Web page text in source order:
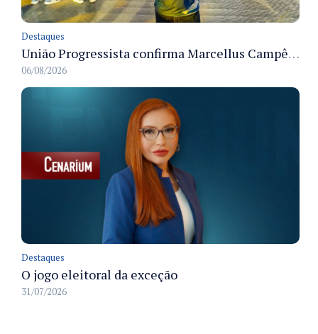
Destaques
União Progressista confirma Marcellus Campêlo como candidato a deputado estadual
06/08/2026
Destaques
O jogo eleitoral da exceção
31/07/2026